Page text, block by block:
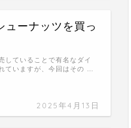
ューナッツを買っ
2025年4月13日
していることで有名なダイ
ていますが、今回はその …